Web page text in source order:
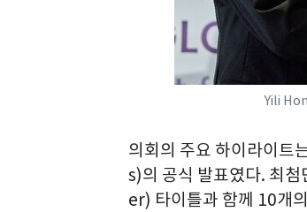
Yili
의회의 주요 하이라이
s)의 공식 발표였다. 최
er) 타이틀과 함께 10개